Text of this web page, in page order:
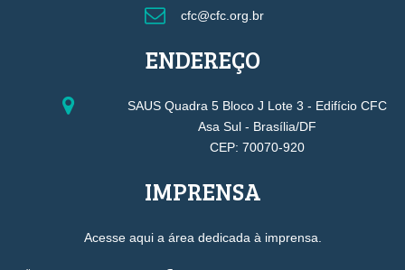
cfc@cfc.org.br
ENDEREÇO
SAUS Quadra 5 Bloco J Lote 3 - Edifício CFC
Asa Sul - Brasília/DF
CEP: 70070-920
IMPRENSA
Acesse aqui a área dedicada à imprensa.